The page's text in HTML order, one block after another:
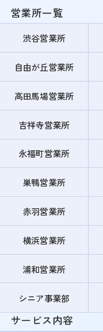
営業所一覧
渋谷営業所
自由が丘営業所
高田馬場営業所
吉祥寺営業所
永福町営業所
巣鴨営業所
赤羽営業所
横浜営業所
浦和営業所
シニア事業部
サービス内容